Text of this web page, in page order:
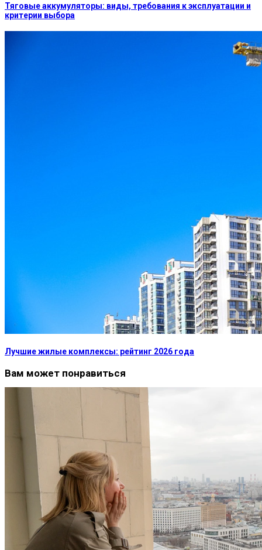
Тяговые аккумуляторы: виды, требования к эксплуатации и
критерии выбора
Лучшие жилые комплексы: рейтинг 2026 года
Вам может понравиться